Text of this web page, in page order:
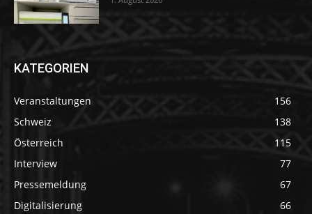
KATEGORIEN
Veranstaltungen
156
Schweiz
138
Österreich
115
Interview
77
Pressemeldung
67
Digitalisierung
66